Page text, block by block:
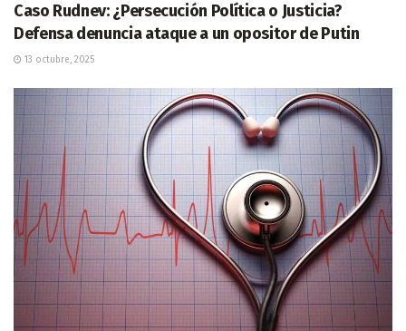
Caso Rudnev: ¿Persecución Política o Justicia?
Defensa denuncia ataque a un opositor de Putin
13 octubre, 2025